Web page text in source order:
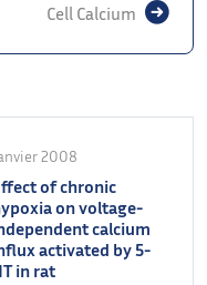
Cell Calcium
2008
of chronic
on voltage-
calcium
activated by 5-
in rat